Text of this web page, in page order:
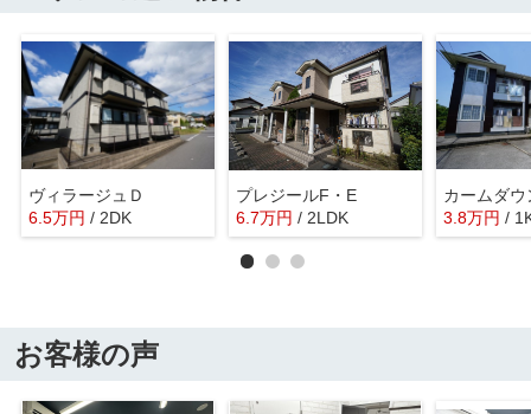
ヴィラージュＤ
6.5万円 / 2DK
プレジールF・E
6.7万円 / 2LDK 3.8万円 /
お客様の声